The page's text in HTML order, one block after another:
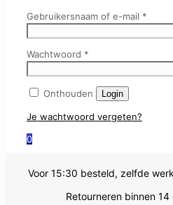
Gebruikersnaam of e-mail *
Wachtwoord *
Onthouden Login
Je wachtwoord vergeten?
0
Voor 15:30 besteld, zelfde
Retourneren binnen 14